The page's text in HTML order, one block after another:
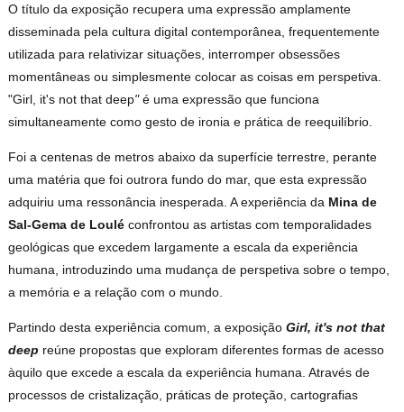
O título da exposição recupera uma expressão amplamente
disseminada pela cultura digital contemporânea, frequentemente
utilizada para relativizar situações, interromper obsessões
momentâneas ou simplesmente colocar as coisas em perspetiva.
"Girl, it's not that deep"é uma expressão que funciona
simultaneamente como gesto de ironia e prática de reequilíbrio.
Foi a centenas de metros abaixo da superfície terrestre, perante
uma matéria que foi outrora fundo do mar, que esta expressão
adquiriu uma ressonância inesperada. A experiência da Mina de
Sal-Gema de Loulé confrontou as artistas com temporalidades
geológicas que excedem largamente a escala da experiência
humana, introduzindo uma mudança de perspetiva sobre o tempo,
a memória e a relação com o mundo.
Partindo desta experiência comum, a exposiçãoGirl, it's not that
deep reúne propostas que exploram diferentes formas de acesso
àquilo que excede a escala da experiência humana. Através de
processos de cristalização, práticas de proteção, cartografias